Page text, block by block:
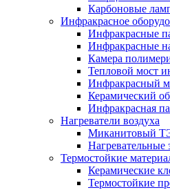
Карбоновые
Инфракрасное
Инфракрасные
Инфракрасные
Камера
Тепловой мост
Инфракрасный
Керамический
Инфракрасная
Нагреватели воздуха
Миканитовый
Термостойкие
Керамические
Термостойкие